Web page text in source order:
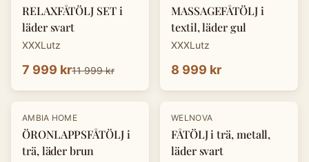
RELAXFÅTÖLJ SET i
läder svart
XXXLutz
7 999 kr11 999 kr
MASSAGEFÅTÖLJ i
textil, läder gul
XXXLutz
8 999 kr
-30%
AMBIA HOME
ÖRONLAPPSFÅTÖLJ i
trä, läder brun
-30 %
WELNOVA
FÅTÖLJ i trä, metall,
läder svart